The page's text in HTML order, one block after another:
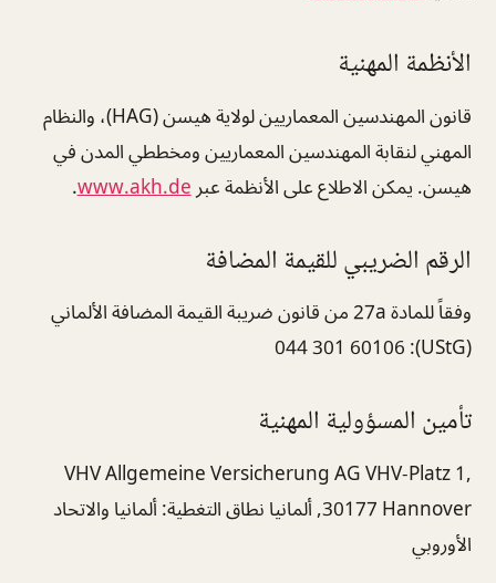
الأنظمة المهنية
قانون المهندسين المعماريين لولاية هيسن (HAG)، والنظام
المهني لنقابة المهندسين المعماريين ومخططي المدن في
هيسن. يمكن الاطلاع على الأنظمة عبرwww.akh.de
.
الرقم الضريبي للقيمة المضافة
وفقاً للمادة 27a من قانون ضريبة القيمة المضافة الألماني
(UStG): 044 301 60106
تأمين المسؤولية المهنية
VHV Allgemeine Versicherung AG VHV-Platz 1,
30177 Hannover, ألمانيا نطاق التغطية: ألمانيا والاتحاد
الأوروبي